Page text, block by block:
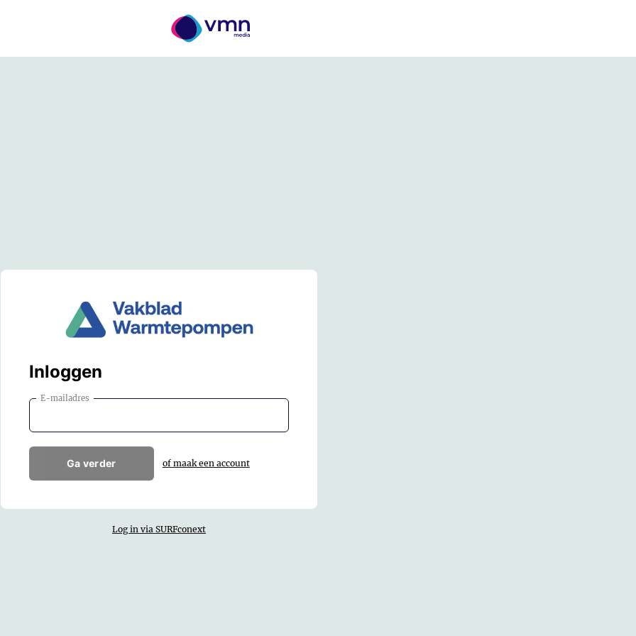
Inloggen
E-mailadres
Ga verder of maak een account
Log in via SURFconext